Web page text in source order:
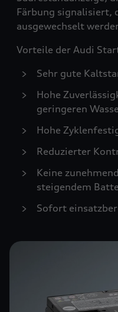
Färbung signalisiert,
ausgewechselt
Vorteile der Audi
Sehr gute
Hohe
geringeren
Hohe
Reduzierter
Keine
steigendem
Sofort